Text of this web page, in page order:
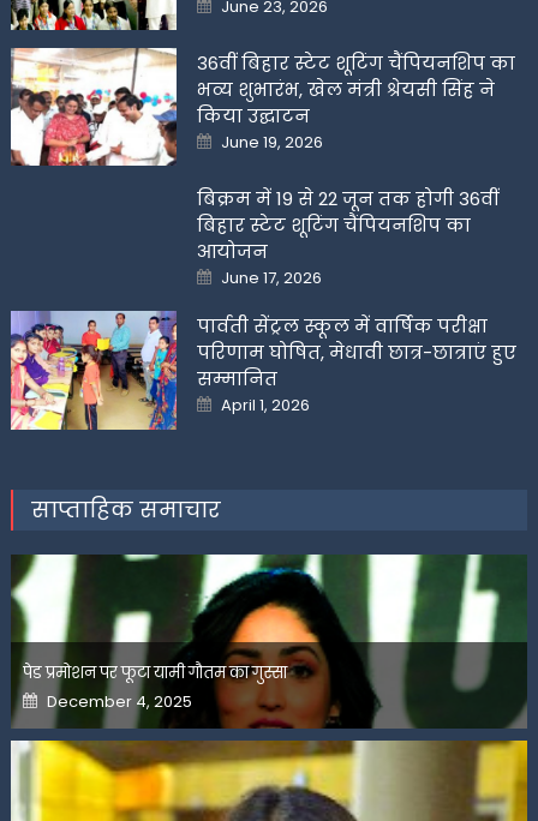
on
June 23, 2026
36वीं बिहार स्टेट शूटिंग चैंपियनशिप का
भव्य शुभारंभ, खेल मंत्री श्रेयसी सिंह ने
किया उद्घाटन
Posted
on
June 19, 2026
बिक्रम में 19 से 22 जून तक होगी 36वीं
बिहार स्टेट शूटिंग चैंपियनशिप का
आयोजन
Posted
on
June 17, 2026
पार्वती सेंट्रल स्कूल में वार्षिक परीक्षा
परिणाम घोषित, मेधावी छात्र-छात्राएं हुए
सम्मानित
Posted
on
April 1, 2026
साप्ताहिक समाचार
पेड प्रमोशन पर फूटा यामी गौतम का गुस्सा
Posted
on
December 4, 2025